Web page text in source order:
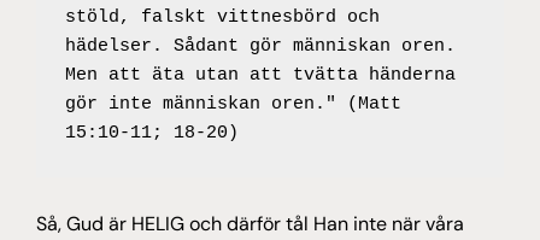
stöld, falskt vittnesbörd och
hädelser. Sådant gör människan oren.
Men att äta utan att tvätta händerna
gör inte människan oren." (Matt
15:10-11; 18-20)
Så, Gud är HELIG och därför tål Han inte när våra